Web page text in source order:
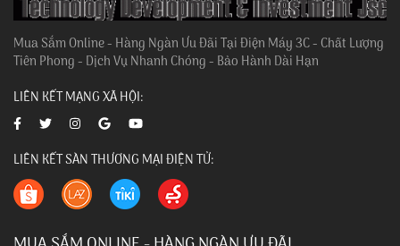
Mua Sắm Online - Hàng Ngàn Ưu Đãi Tại Điện Máy 3C - Chất Lượng
Tiên Phong - Dịch Vụ Nhanh Chóng - Bảo Hành Dài Hạn
LIÊN KẾT MẠNG XÃ HỘI:
LIÊN KẾT SÀN THƯƠNG MẠI ĐIỆN TỬ: